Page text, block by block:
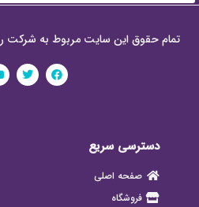
تمام حقوق این سایت مربوط به شرکت
دسترسی سریع
صفحه اصلی
فروشگاه